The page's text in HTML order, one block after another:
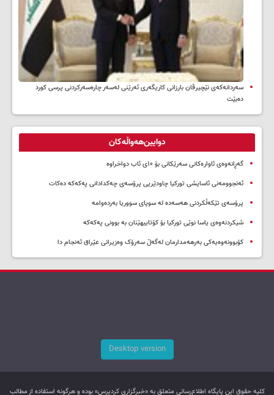
سه‌ردانه‌کەی نێچیرڤان بارزانی كاریگه‌ری ئه‌رێنی له‌سه‌ر چاره‌سه‌ركردنی پرسی كورد
ده‌بێت
دوایین‌هەواڵەکان
گەڕانەوەی ئاوارەکانی سەرێکانی بۆ ۱۰ی ئاب دواخراوە
ئەنجوومەنی ئاسایشی تورکیا چاودێریی پرۆسەی چەکدادانی پەکەکە دەکات
پرۆسەی تێکەڵکردنی هەسەدە لە سوپای سووریا بەردەوامە
شیکردنەوەی یاسا نوێی تورکیا بۆ کۆتاییهێنان بە بوونی پەکەکە
کۆبوونەوەیەکی بەرهەمدارمان لەگەڵ سەرۆک وەزیرانی عێراق ئەنجام دا
Desktop version
کليه حقوق اين پایگاه اطلاع‌رسانی متعلق به «خبرگزاری کردپرس» بوده و هرگونه استفاده از مطالب